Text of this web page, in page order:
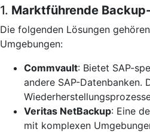
1. Marktführende
Die folgenden Lösungen
Umgebungen:
Commvault: Bietet SAP-
andere SAP-
Veritas NetBackup: Eine
mit komplexen